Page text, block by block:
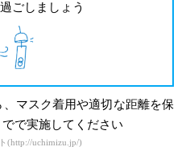
ごしましょう
マスク着用や適切な距離を保
で実施してください
(http://uchimizu.jp/)